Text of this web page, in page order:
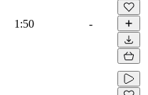
1:50 -